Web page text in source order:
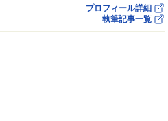
プロフィール詳細
執筆記事一覧